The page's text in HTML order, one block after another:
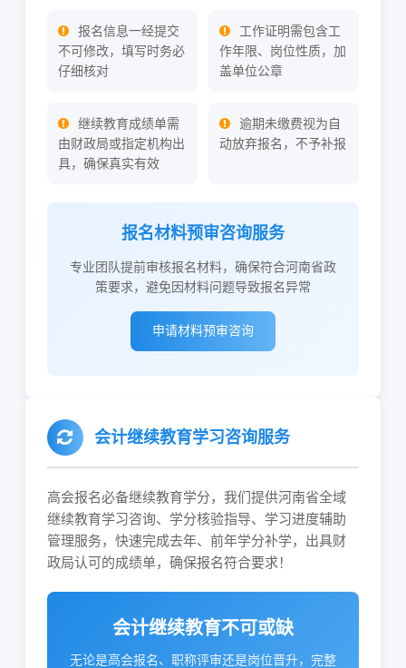
报名信息一经提交
不可修改，填写时务必
仔细核对
工作证明需包含工
作年限、岗位性质，加
盖单位公章
继续教育成绩单需
由财政局或指定机构出
具，确保真实有效
逾期未缴费视为自
动放弃报名，不予补报
报名材料预审咨询服务
专业团队提前审核报名材料，确保符合河南省政
策要求，避免因材料问题导致报名异常
申请材料预审咨询
会计继续教育学习咨询服务
高会报名必备继续教育学分，我们提供河南省全域
继续教育学习咨询、学分核验指导、学习进度辅助
管理服务，快速完成去年、前年学分补学，出具财
政局认可的成绩单，确保报名符合要求！
会计继续教育不可或缺
无论是高会报名、职称评审还是岗位晋升，完整